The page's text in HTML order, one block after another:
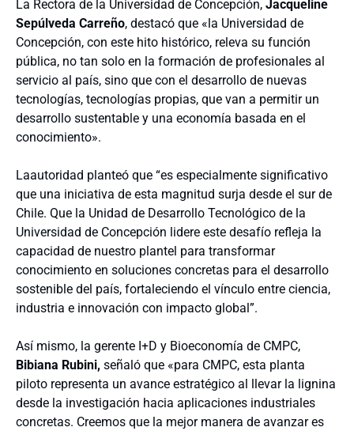
La Rectora de la Universidad de Concepción, Jacqueline
Sepúlveda Carreño, destacó que «la Universidad de
Concepción, con este hito histórico, releva su función
pública, no tan solo en la formación de profesionales al
servicio al país, sino que con el desarrollo de nuevas
tecnologías, tecnologías propias, que van a permitir un
desarrollo sustentable y una economía basada en el
conocimiento».
Laautoridad planteó que “es especialmente significativo
que una iniciativa de esta magnitud surja desde el sur de
Chile. Que la Unidad de Desarrollo Tecnológico de la
Universidad de Concepción lidere este desafío refleja la
capacidad de nuestro plantel para transformar
conocimiento en soluciones concretas para el desarrollo
sostenible del país, fortaleciendo el vínculo entre ciencia,
industria e innovación con impacto global”.
Así mismo, la gerente I+D y Bioeconomía de CMPC,
Bibiana Rubini, señaló que «para CMPC, esta planta
piloto representa un avance estratégico al llevar la lignina
desde la investigación hacia aplicaciones industriales
concretas. Creemos que la mejor manera de avanzar es